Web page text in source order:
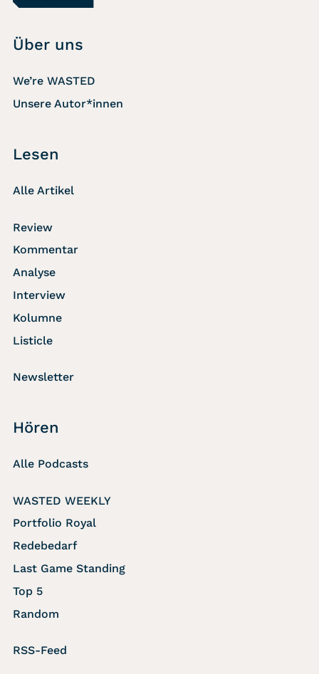
Über uns
We’re WASTED
Unsere Autor*innen
Lesen
Alle Artikel
Review
Kommentar
Analyse
Interview
Kolumne
Listicle
Newsletter
Hören
Alle Podcasts
WASTED WEEKLY
Portfolio Royal
Redebedarf
Last Game Standing
Top 5
Random
RSS-Feed